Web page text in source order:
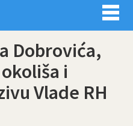
Imamo
Dobrovića,
i
Vlade RH